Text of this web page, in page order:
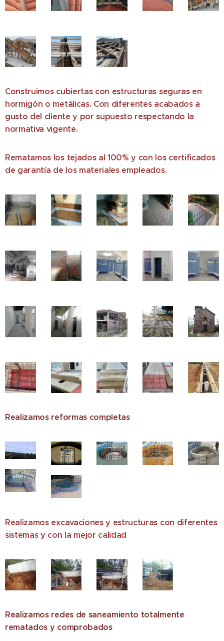
Construimos cubiertas con estructuras seguras en
hormigón o metálicas. Con diferentes acabados a
gusto del cliente y por supuesto respectando la
normativa vigente.
Rematamos los tejados al 100% y con los certificados
de garantía de los materiales empleados.
Realizamos reformas completas
Realizamos excavaciones y estructuras con diferentes
sistemas y con la mejor calidad
Realizamos redes de saneamiento totalmente
rematados y comprobados